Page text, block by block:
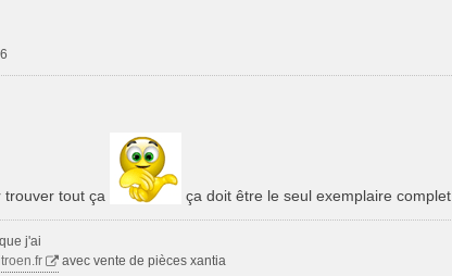
trouver tout ça ça doit être le seul exemplaire complet
j'ai
avec vente de pièces xantia